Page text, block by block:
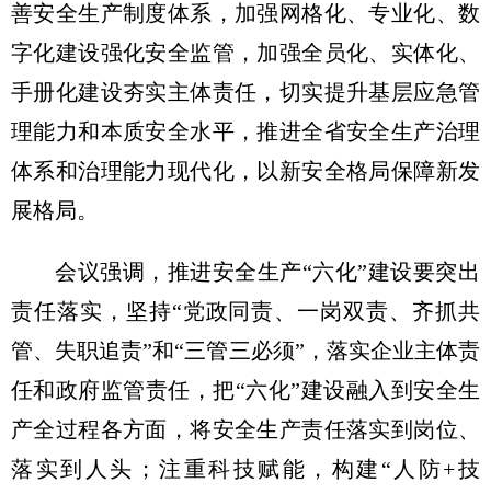
善安全生产制度体系，加强网格化、专业化、数
字化建设强化安全监管，加强全员化、实体化、
手册化建设夯实主体责任，切实提升基层应急管
理能力和本质安全水平，推进全省安全生产治理
体系和治理能力现代化，以新安全格局保障新发
展格局。
会议强调，推进安全生产“六化”建设要突出
责任落实，坚持“党政同责、一岗双责、齐抓共
管、失职追责”和“三管三必须”，落实企业主体责
任和政府监管责任，把“六化”建设融入到安全生
产全过程各方面，将安全生产责任落实到岗位、
落实到人头；注重科技赋能，构建“人防+技